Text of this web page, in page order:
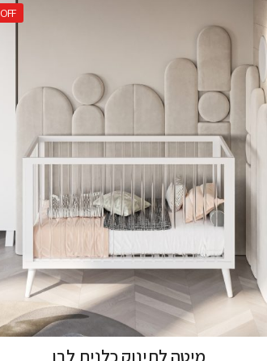
OFF
מיטה לתינוק כלנית לבן